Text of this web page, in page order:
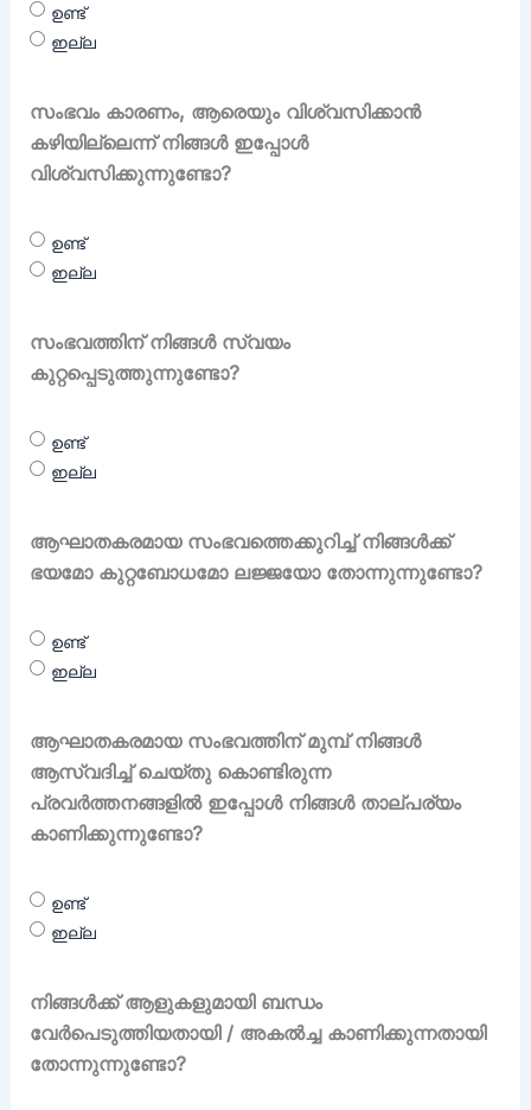
ഉണ്ട്
ഇല്ല
സംഭവം കാരണം, ആരെയും വിശ്വസിക്കാൻ
കഴിയില്ലെന്ന് നിങ്ങൾ ഇപ്പോൾ
വിശ്വസിക്കുന്നുണ്ടോ?
ഉണ്ട്
ഇല്ല
സംഭവത്തിന് നിങ്ങൾ സ്വയം
കുറ്റപ്പെടുത്തുന്നുണ്ടോ?
ഉണ്ട്
ഇല്ല
ആഘാതകരമായ സംഭവത്തെക്കുറിച്ച് നിങ്ങൾക്ക്
ഭയമോ കുറ്റബോധമോ ലജ്ജയോ തോന്നുന്നുണ്ടോ?
ഉണ്ട്
ഇല്ല
ആഘാതകരമായ സംഭവത്തിന് മുമ്പ് നിങ്ങൾ
ആസ്വദിച്ച്‌ ചെയ്തു കൊണ്ടിരുന്ന
പ്രവർത്തനങ്ങളിൽ ഇപ്പോൾ നിങ്ങൾ താല്പര്യം
കാണിക്കുന്നുണ്ടോ?
ഉണ്ട്
ഇല്ല
നിങ്ങൾക്ക് ആളുകളുമായി ബന്ധം
വേർപെടുത്തിയതായി / അകൽച്ച കാണിക്കുന്നതായി
തോന്നുന്നുണ്ടോ?